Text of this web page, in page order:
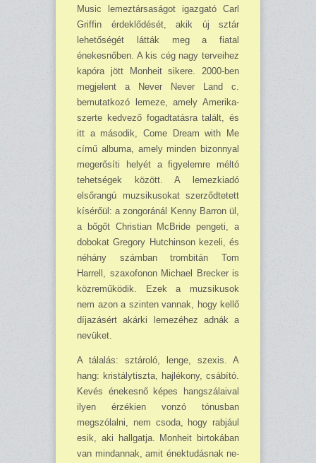
Music lemeztársaságot igazgató Carl
Griffin érdeklődését, akik új sztár
lehetőségét látták meg a fiatal
énekesnőben. A kis cég nagy terveihez
kapóra jött Monheit sikere. 2000-ben
megjelent a Never Never Land c.
bemutatkozó lemeze, amely Amerika-
szerte kedvező fogadtatásra talált, és
itt a második, Come Dream with Me
című albuma, amely minden bizonnyal
megerősíti helyét a figyelemre méltó
tehetségek között. A lemezkiadó
elsőrangú muzsikusokat szerződtetett
kísérőül: a zongoránál Kenny Barron ül,
a bőgőt Christian McBride pengeti, a
dobokat Gregory Hutchinson kezeli, és
néhány számban trombitán Tom
Harrell, szaxofonon Michael Brecker is
közreműködik. Ezek a muzsikusok
nem azon a szinten vannak, hogy kellő
díjazásért akárki lemezéhez adnák a
nevüket.
A tálalás: sztároló, lenge, szexis. A
hang: kristálytiszta, hajlékony, csábító.
Kevés éne­kesnő képes hangszálaival
ilyen érzékien vonzó tónusban
megszólalni, nem csoda, hogy rabjául
esik, aki hallgatja. Monheit birtokában
van mindannak, amit énektudásnak ne­